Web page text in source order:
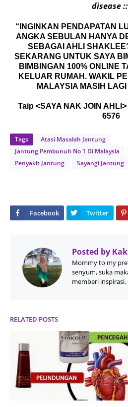
disease
“INGINKAN PENDAPATAN
ANGKA SEBULAN HANYA
SEBAGAI AHLI
SEKARANG UNTUK SAYA
BIMBINGAN 100% ONLINE
KELUAR RUMAH. WAKIL
MALAYSIA MASIH
Taip <SAYA NAK JOIN
6576
Tags
Atasi Masalah Jantung
Jantung Pembunuh No 1 Di Malaysia
Penyakit Jantung
Sayangi Jantung
Posted by
Mommy to my
senyum, suka
memberi
RELATED POSTS